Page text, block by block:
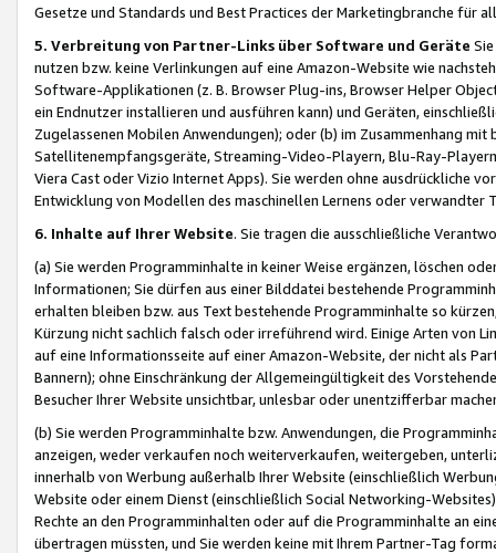
Gesetze und Standards und Best Practices der Marketingbranche für
5. Verbreitung von Partner-Links über Software und Geräte
nutzen bzw. keine Verlinkungen auf eine Amazon-Website wie
Software-Applikationen (z. B. Browser Plug-ins, Browser Helper
ein Endnutzer installieren und ausführen kann) und Geräten,
Zugelassenen Mobilen Anwendungen); oder (b) im Zusammenhang
Satellitenempfangsgeräte, Streaming-Video-Playern, Blu-Ray-
Viera Cast oder Vizio Internet Apps). Sie werden ohne ausdrückliche
Entwicklung von Modellen des maschinellen Lernens oder
6. Inhalte auf Ihrer Website. Sie tragen die ausschließliche
(a) Sie werden Programminhalte in keiner Weise ergänzen, löschen
Informationen; Sie dürfen aus einer Bilddatei bestehende
erhalten bleiben bzw. aus Text bestehende Programminhalte so
Kürzung nicht sachlich falsch oder irreführend wird. Einige Arten von
auf eine Informationsseite auf einer Amazon-Website, der nicht als
Bannern); ohne Einschränkung der Allgemeingültigkeit des
Besucher Ihrer Website unsichtbar, unlesbar oder unentzifferbar
(b) Sie werden Programminhalte bzw. Anwendungen, die
anzeigen, weder verkaufen noch weiterverkaufen, weitergeben,
innerhalb von Werbung außerhalb Ihrer Website (einschließlich
Website oder einem Dienst (einschließlich Social Networking-
Rechte an den Programminhalten oder auf die Programminhalte an
übertragen müssten, und Sie werden keine mit Ihrem Partner-Tag